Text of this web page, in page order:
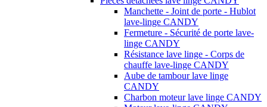
Manchette - Joint de porte - Hublot
lave-linge CANDY
Fermeture - Sécurité de porte lave-
linge CANDY
Résistance lave linge - Corps de
chauffe lave-linge CANDY
Aube de tambour lave linge
CANDY
Charbon moteur lave linge CANDY